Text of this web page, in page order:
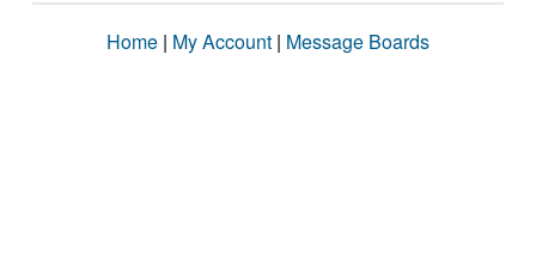
Home | My Account | Message Boards